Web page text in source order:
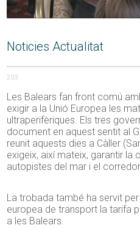
Noticies Actualitat
203
Les Balears fan front comú
exigir a la Unió Europea les
ultraperifèriques. Els tres
document en aquest sentit al
reunit aquests dies a Càller
exigeix, així mateix, garantir la
autopistes del mar i el
La trobada també ha servit
europea de transport la tarifa
a les Balears.